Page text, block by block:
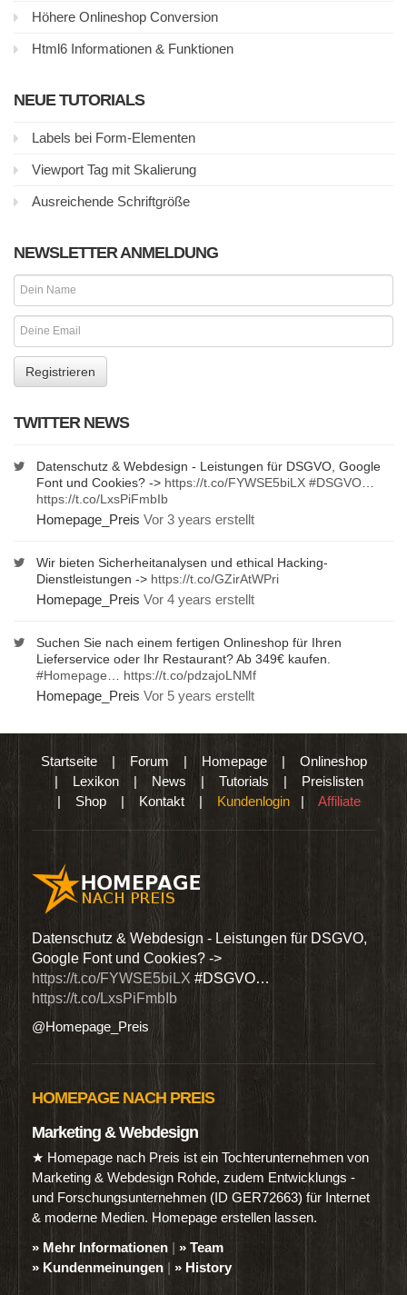
Höhere Onlineshop Conversion
Html6 Informationen & Funktionen
NEUE TUTORIALS
Labels bei Form-Elementen
Viewport Tag mit Skalierung
Ausreichende Schriftgröße
NEWSLETTER ANMELDUNG
TWITTER NEWS
Datenschutz & Webdesign - Leistungen für DSGVO, Google
Font und Cookies? -> https://t.co/FYWSE5biLX #DSGVO
https://t.co/LxsPiFmbIb
Homepage_Preis Vor 3 years erstellt
Wir bieten Sicherheitanalysen und ethical Hacking-
Dienstleistungen -> https://t.co/GZirAtWPri
Homepage_Preis Vor 4 years erstellt
Suchen Sie nach einem fertigen Onlineshop für Ihren
Lieferservice oder Ihr Restaurant? Ab 349€ kaufen.
#Homepage
https://t.co/pdzajoLNMf
Homepage_Preis Vor 5 years erstellt
Startseite| Forum | Homepage| Onlineshop
| Lexikon | News | Tutorials | Preislisten
| Shop | Kontakt | Kundenlogin | Affiliate
Datenschutz & Webdesign - Leistungen für DSGVO,
Google Font und Cookies? ->
https://t.co/FYWSE5biLX #DSGVO…
https://t.co/LxsPiFmbIb
@Homepage_Preis
HOMEPAGE NACH PREIS
Marketing & Webdesign
★ Homepage nach Preis ist ein Tochterunternehmen von
Marketing & Webdesign Rohde, zudem Entwicklungs -
und Forschungsunternehmen (ID GER72663) für Internet
& moderne Medien. Homepage erstellen lassen.
» Mehr Informationen | » Team
» Kundenmeinungen | » History